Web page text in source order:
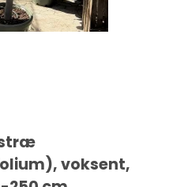
voksent,